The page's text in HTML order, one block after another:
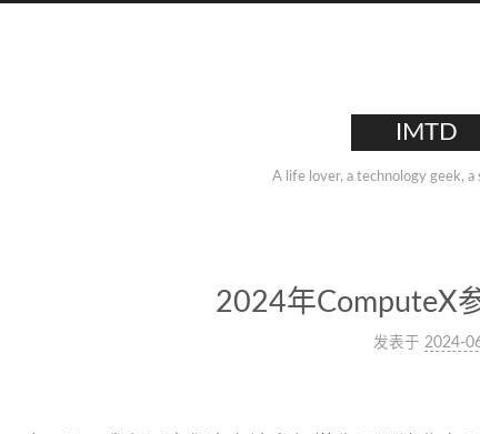
IMTD
A life lover, a technology geek, a
2024年ComputeX
发表于 2024-